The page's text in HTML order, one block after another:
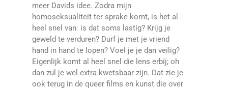
meer Davids idee. Zodra mijn
homoseksualiteit ter sprake komt, is het al
heel snel van: is dat soms lastig? Krijg je
geweld te verduren? Durf je met je vriend
hand in hand te lopen? Voel je je dan veilig?
Eigenlijk komt al heel snel die lens erbij; oh
dan zul je wel extra kwetsbaar zijn. Dat zie je
ook terug in de queer films en kunst die over